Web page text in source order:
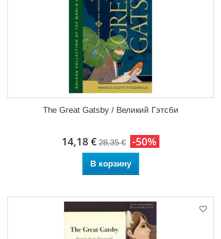
The Great Gatsby / Великий Гэтсби
14,18 € 28,35 € -50%
В корзину